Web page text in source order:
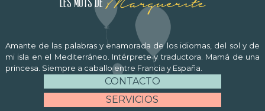
Les mots de
Amante de las palabras y enamorada de los idiomas, del sol y de
mi isla en el Mediterráneo. Intérprete y traductora. Mamá de una
princesa. Siempre a caballo entre Francia y España.
CONTACTO
SERVICIOS